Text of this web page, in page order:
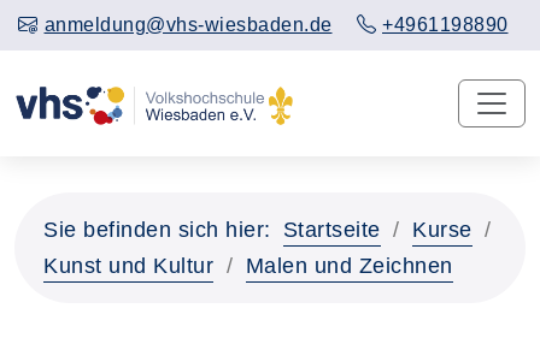
anmeldung@vhs-wiesbaden.de +4961198890
Sie befinden sich hier: Startseite
Kurse
Kunst und Kultur
Malen und Zeichnen